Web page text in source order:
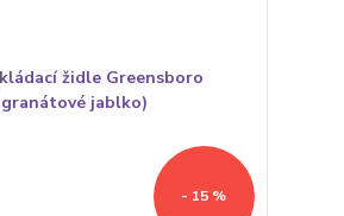
- 15 %